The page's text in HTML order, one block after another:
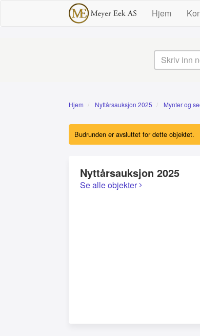
Hjem
Hjem Nyttårsauksjon 2025 Mynter og
Budrunden er avsluttet for dette objektet.
Nyttårsauksjon 2025
Se alle objekter